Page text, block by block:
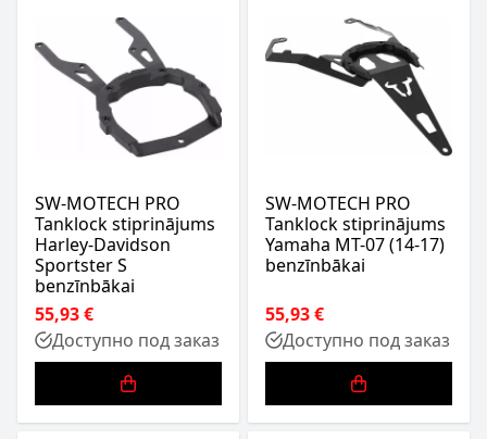
SW-MOTECH PRO
Tanklock stiprinājums
Harley-Davidson
Sportster S
benzīnbākai
55,93 €
Доступно под заказ
SW-MOTECH PRO
Tanklock stiprinājums
Yamaha MT-07 (14-17)
benzīnbākai
55,93 €
Доступно под заказ